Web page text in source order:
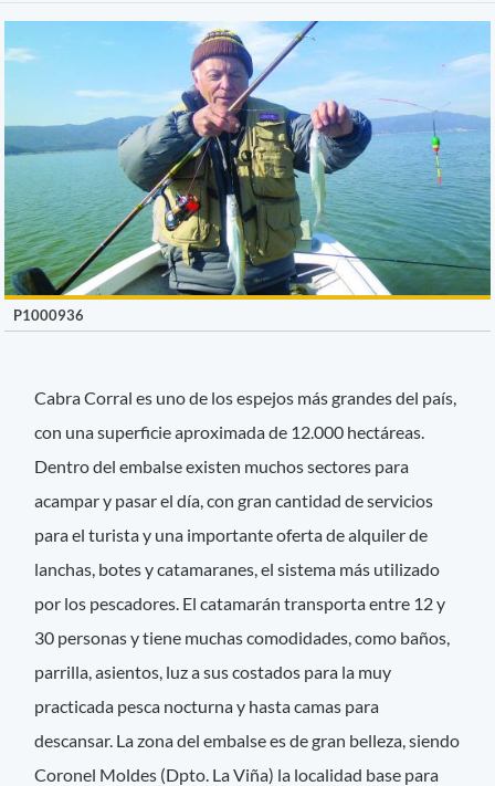
P1000936
Cabra Corral es uno de los espejos más grandes del país,
con una superficie aproximada de 12.000 hectáreas.
Dentro del embalse existen muchos sectores para
acampar y pasar el día, con gran cantidad de servicios
para el turista y una importante oferta de alquiler de
lanchas, botes y catamaranes, el sistema más utilizado
por los pescadores. El catamarán transporta entre 12 y
30 personas y tiene muchas comodidades, como baños,
parrilla, asientos, luz a sus costados para la muy
practicada pesca nocturna y hasta camas para
descansar. La zona del embalse es de gran belleza, siendo
Coronel Moldes (Dpto. La Viña) la localidad base para